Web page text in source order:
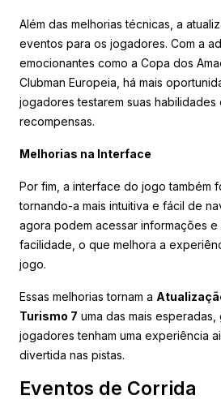
Além das melhorias técnicas, a
eventos para os jogadores. Com a
emocionantes como a Copa dos
Clubman Europeia, há mais
jogadores testarem suas habilidades
recompensas.
Melhorias na Interface
Por fim, a interface do jogo também
tornando-a mais intuitiva e fácil de
agora podem acessar informações e
facilidade, o que melhora a
jogo.
Essas melhorias tornam a
Turismo 7 uma das mais
jogadores tenham uma experiência
divertida nas pistas.
Eventos de Corrida